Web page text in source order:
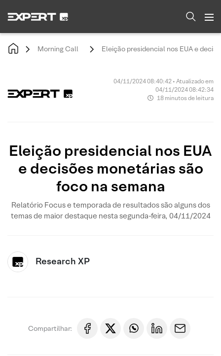
Morning Call Eleição presidencial nos EUA e
04/11/2024 08:40:42 • Atualizado em
04/11/2024 08:42:34
18 minutos de leitura
Eleição presidencial nos EUA
e decisões monetárias são
foco na semana
Relatório Focus e temporada de resultados são alguns dos
temas de maior destaque nesta segunda-feira, 04/11/2024
Research XP
Compartilhar: